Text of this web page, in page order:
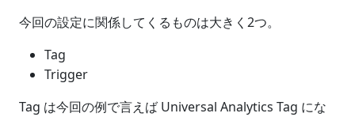
今回の設定に関係してくるものは大きく2つ。
Tag
Trigger
Tag は今回の例で言えば Universal Analytics Tag にな